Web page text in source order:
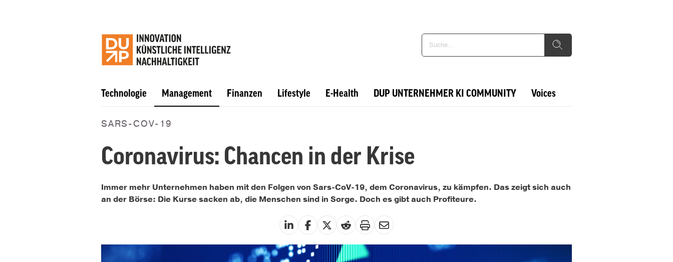
Technologie Management Finanzen Lifestyle E-Health DUP UNTERNEHMER KI COMMUNITY Voices
SARS-COV-19
Coronavirus: Chancen in der Krise
Immer mehr Unternehmen haben mit den Folgen von Sars-CoV-19, dem Coronavirus, zu kämpfen. Das zeigt sich auch
an der Börse: Die Kurse sacken ab, die Menschen sind in Sorge. Doch es gibt auch Profiteure.